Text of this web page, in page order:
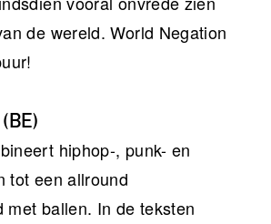
de wereld. World Negation
hiphop-, punk- en
tot een allround
met ballen. In de teksten